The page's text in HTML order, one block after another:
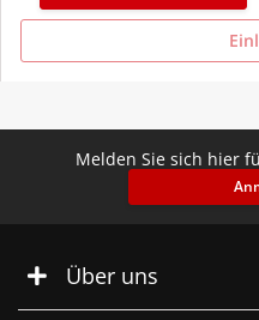
Melden Sie sich hier
Über uns